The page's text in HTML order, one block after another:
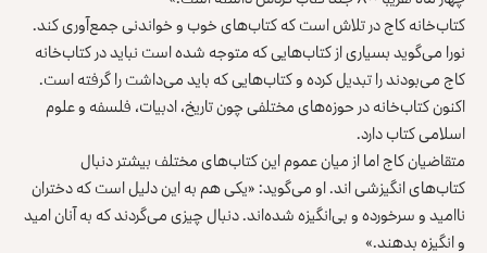
کتاب‌خانه‌ کاج در تلاش است که کتاب‌های خوب و خواندنی جمع‌آوری کند.
نورا می‌گوید بسیاری از کتاب‌هایی که متوجه شده است نباید در کتاب‌خانه‌
کاج می‌بودند را تبدیل کرده و کتاب‌هایی که باید می‌داشت را گرفته است.
اکنون کتاب‌خانه‌ در حوزه‌های مختلفی چون تاریخ، ادبیات، فلسفه و علوم
اسلامی کتاب دارد.
متقاضیان کاج اما از میان عموم این کتاب‌های مختلف بیشتر دنبال
کتاب‌های انگیزشی ‌اند. او می‌گوید: «یکی هم به این دلیل است که دختران
ناامید و سرخورده و بی‌انگیزه شده‌اند. دنبال چیزی می‌گردند که به آنان امید
و انگیزه بدهند.»